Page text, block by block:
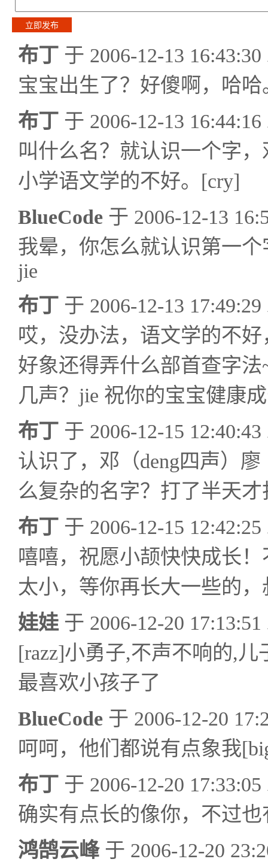
布丁 于 2006-12-13
宝宝出生了？好傻啊，哈哈
布丁 于 2006-12-13
叫什么名？就认识一个字
小学语文学的不好。[cry]
BlueCode 于 2006-12-13
我晕，你怎么就认识第一
jie
布丁 于 2006-12-13
哎，没办法，语文学的不
好象还得弄什么部首查字
几声？jie 祝你的宝宝健康
布丁 于 2006-12-15
认识了，邓（deng四声）
么复杂的名字？打了半天才
布丁 于 2006-12-15
嘻嘻，祝愿小颉快快成长
太小，等你再长大一些的
娃娃于 2006-12-20
[razz]小勇子,不声不响的,
最喜欢小孩子了
BlueCode 于 2006-12-20
呵呵，他们都说有点象我
布丁 于 2006-12-20
确实有点长的像你，不过
鸿鹄云峰于 2006-12-20